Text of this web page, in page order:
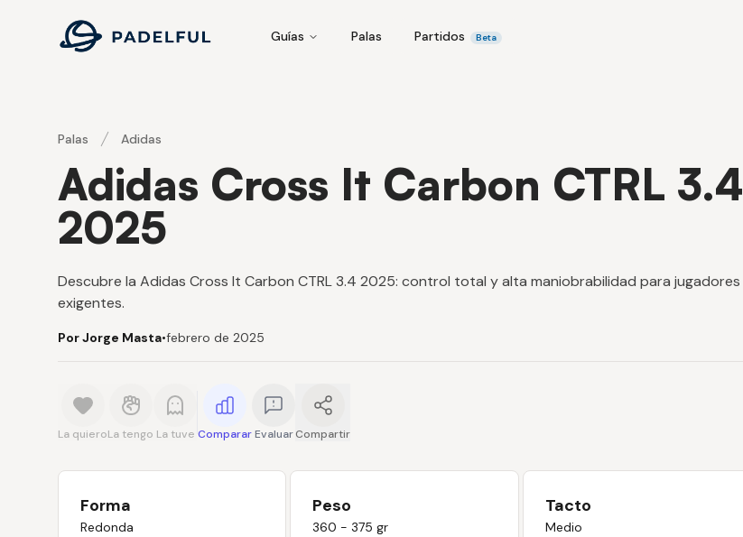
Padelful
Guías Palas Partidos Beta
Palas Adidas
Adidas Cross It Carbon CTRL 3.4
2025
Descubre la Adidas Cross It Carbon CTRL 3.4 2025: control total y alta maniobrabilidad para jugadores
exigentes.
Por Jorge Masta•febrero de 2025
La quieroLa tengo La tuve CompararEvaluar Compartir
Forma
Redonda
Peso
360 - 375 gr
Tacto
Medio